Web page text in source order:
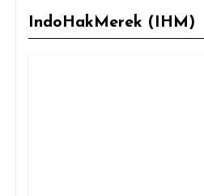
IndoHakMerek (IHM)